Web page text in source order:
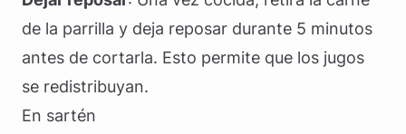
de la parrilla y deja reposar durante 5 minutos
antes de cortarla. Esto permite que los jugos
se redistribuyan.
En sartén